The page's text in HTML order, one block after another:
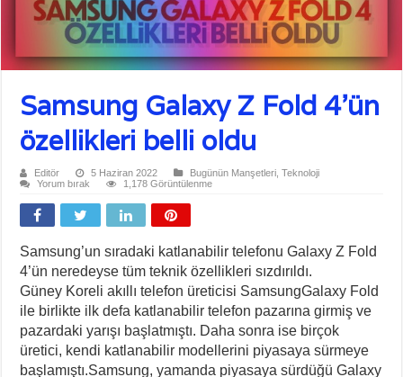
Samsung Galaxy Z Fold 4’ün
özellikleri belli oldu
Editör 5 Haziran 2022 Bugünün Manşetleri ,Teknoloji
Yorum bırak
1,178 Görüntülenme
Samsung’un sıradaki katlanabilir telefonu Galaxy Z Fold
4’ün neredeyse tüm teknik özellikleri sızdırıldı.
Güney Koreli akıllı telefon üreticisi SamsungGalaxy Fold
ile birlikte ilk defa katlanabilir telefon pazarına girmiş ve
pazardaki yarışı başlatmıştı. Daha sonra ise birçok
üretici, kendi katlanabilir modellerini piyasaya sürmeye
başlamıştı.Samsung, yamanda piyasaya sürdüğü Galaxy